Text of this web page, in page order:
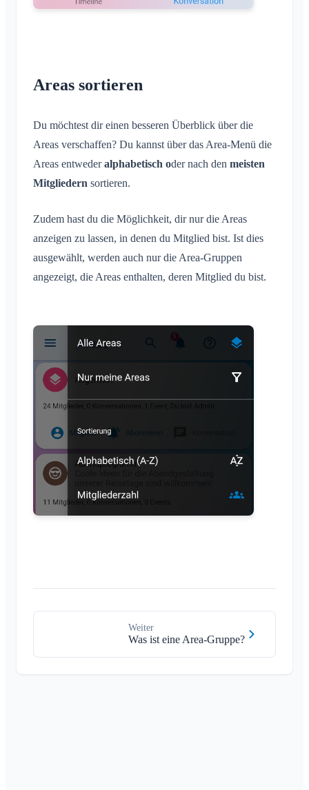
Areas sortieren
Du möchtest dir einen besseren Überblick über die
Areas verschaffen? Du kannst über das Area-Menü die
Areas entwederalphabetisch oder nach den meisten
Mitgliedern sortieren.
Zudem hast du die Möglichkeit, dir nur die Areas
anzeigen zu lassen, in denen du Mitglied bist. Ist dies
ausgewählt, werden auch nur die Area-Gruppen
angezeigt, die Areas enthalten, deren Mitglied du bist.
Weiter
Was ist eine Area-Gruppe?